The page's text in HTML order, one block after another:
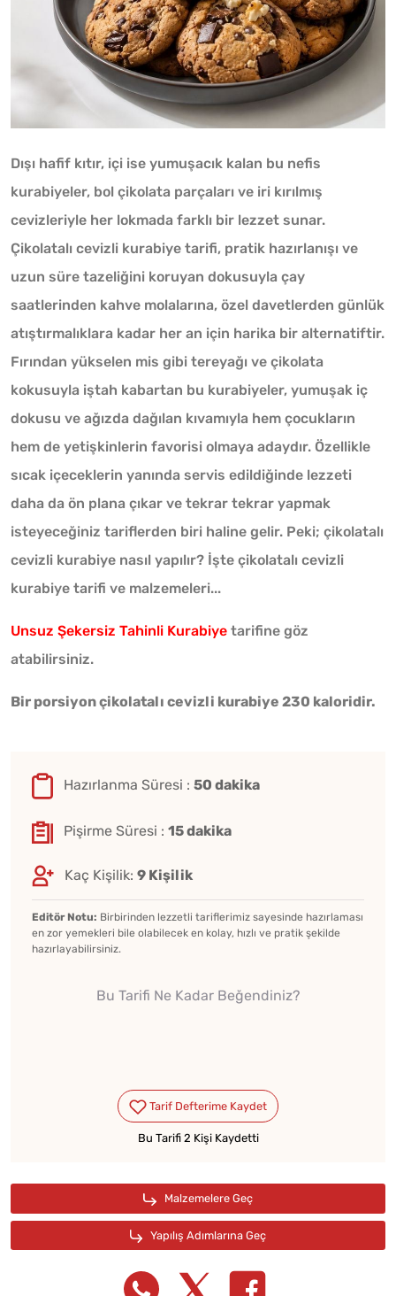
Dışı hafif kıtır, içi ise yumuşacık kalan bu nefis
kurabiyeler, bol çikolata parçaları ve iri kırılmış
cevizleriyle her lokmada farklı bir lezzet sunar.
Çikolatalı cevizli kurabiye tarifi, pratik hazırlanışı ve
uzun süre tazeliğini koruyan dokusuyla çay
saatlerinden kahve molalarına, özel davetlerden günlük
atıştırmalıklara kadar her an için harika bir alternatiftir.
Fırından yükselen mis gibi tereyağı ve çikolata
kokusuyla iştah kabartan bu kurabiyeler, yumuşak iç
dokusu ve ağızda dağılan kıvamıyla hem çocukların
hem de yetişkinlerin favorisi olmaya adaydır. Özellikle
sıcak içeceklerin yanında servis edildiğinde lezzeti
daha da ön plana çıkar ve tekrar tekrar yapmak
isteyeceğiniz tariflerden biri haline gelir. Peki; çikolatalı
cevizli kurabiye nasıl yapılır? İşte çikolatalı cevizli
kurabiye tarifi ve malzemeleri...
Unsuz Şekersiz Tahinli Kurabiye tarifine göz
atabilirsiniz.
Bir porsiyon çikolatalı cevizli kurabiye 230 kaloridir.
Hazırlanma Süresi : 50 dakika
Pişirme Süresi : 15 dakika
Kaç Kişilik: 9 Kişilik
Editör Notu: Birbirinden lezzetli tariflerimiz sayesinde hazırlaması
en zor yemekleri bile olabilecek en kolay, hızlı ve pratik şekilde
hazırlayabilirsiniz.
Bu Tarifi Ne Kadar Beğendiniz?
Bu Tarifi 2 Kişi Kaydetti